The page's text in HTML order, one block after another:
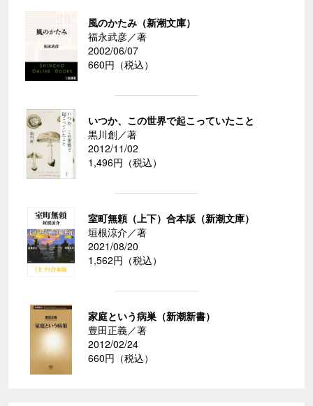
風のかたみ（新潮文庫）
福永武彦／著
2002/06/07
660円（税込）
いつか、この世界で起こっていたこと
黒川創／著
2012/11/02
1,496円（税込）
室町無頼（上下）合本版（新潮文庫）
垣根涼介／著
2021/08/20
1,562円（税込）
家庭という病巣（新潮新書）
豊田正義／著
2012/02/24
660円（税込）